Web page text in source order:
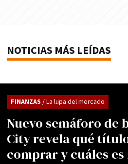
NOTICIAS MÁS LEÍDAS
Nuevo semáforo de
City revela qué
comprar y cuáles
FINANZAS / La lupa del mercado